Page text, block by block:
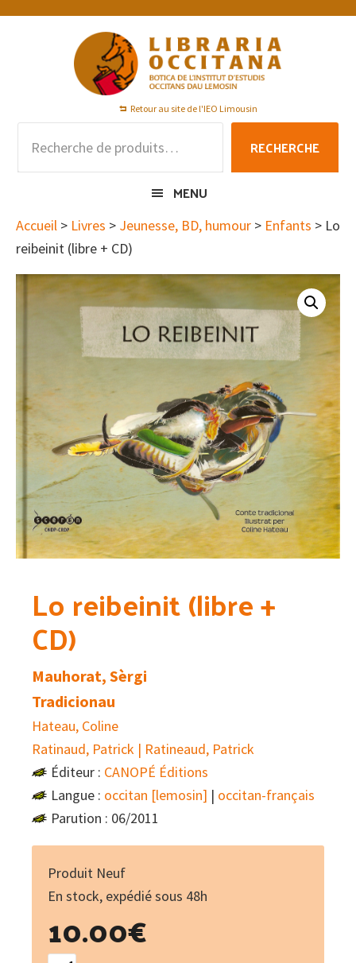
Passer
Passer
Passer
Retour au site de l'IEO Limousin
pour :
RECHERCHE
MENU
Accueil > Livres > Jeunesse, BD, humour > Enfants > Lo
reibeinit (libre + CD)
Lo reibeinit (libre +
CD)
Mauhorat, Sèrgi
Tradicionau
Hateau, Coline
Ratinaud, Patrick | Ratineaud, Patrick
Éditeur : CANOPÉ Éditions
Langue : occitan [lemosin] | occitan-français
Parution : 06/2011
Produit Neuf
En stock, expédié sous 48h
10.00€